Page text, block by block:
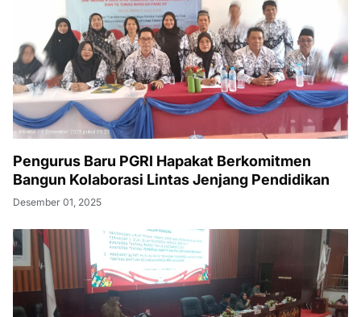
Pengurus Baru PGRI Hapakat Berkomitmen
Bangun Kolaborasi Lintas Jenjang Pendidikan
Desember 01, 2025